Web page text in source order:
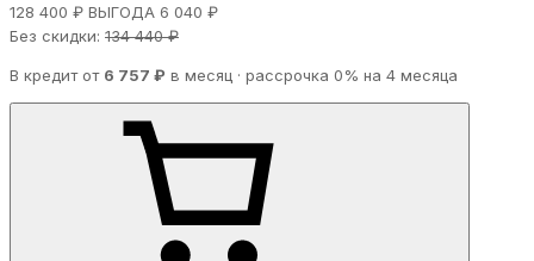
128 400 ₽ ВЫГОДА 6 040 ₽
Без скидки: 134 440 ₽
В кредит от 6 757 ₽ в месяц · рассрочка 0% на 4 месяца